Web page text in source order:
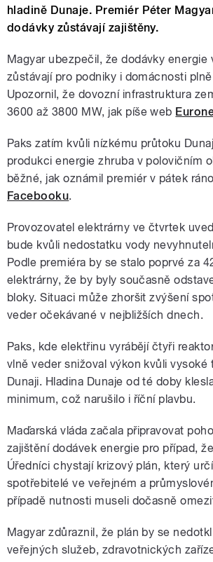
hladině Dunaje. Premiér Péter
dodávky zůstávají zajištěny.
Magyar ubezpečil, že dodávky energie
zůstávají pro podniky i domácnosti
Upozornil, že dovozní infrastruktura
3600 až 3800 MW, jak píše web
Paks zatím kvůli nízkému průtoku
produkci energie zhruba v polovičním
běžné, jak oznámil premiér v pátek
Facebooku.
Provozovatel elektrárny ve čtvrtek
bude kvůli nedostatku vody
Podle premiéra by se stalo poprvé za
elektrárny, že by byly současně
bloky. Situaci může zhoršit zvýšení
veder očekávané v nejbližších dnech.
Paks, kde elektřinu vyrábějí čtyři
vlně veder snižoval výkon kvůli vysoké
Dunaji. Hladina Dunaje od té doby
minimum, což narušilo i říční plavbu.
Maďarská vláda začala připravovat
zajištění dodávek energie pro případ,
Úředníci chystají krizový plán, který
spotřebitelé ve veřejném a
případě nutnosti museli dočasně
Magyar zdůraznil, že plán by se
veřejných služeb, zdravotnických